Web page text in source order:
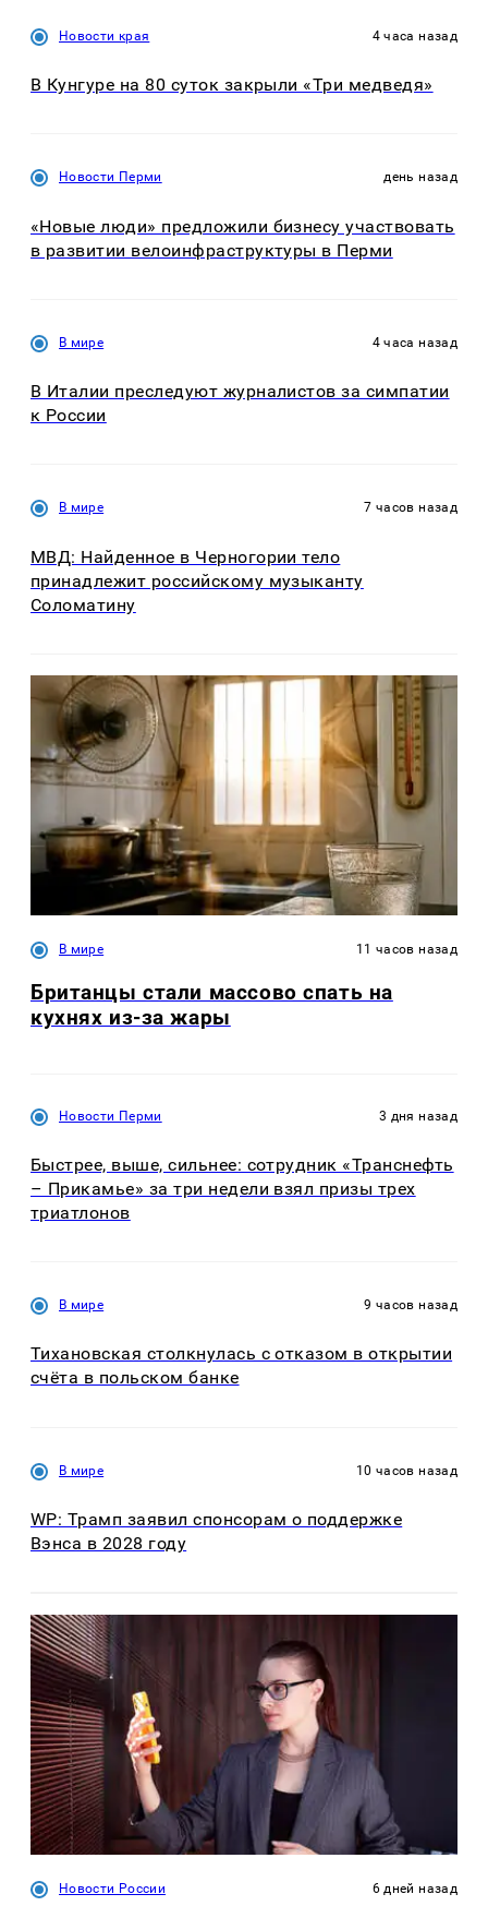
Новости края 4 часа назад
В Кунгуре на 80 суток закрыли «Три медведя»
Новости Перми день назад
«Новые люди» предложили бизнесу участвовать
в развитии велоинфраструктуры в Перми
В мире 4 часа назад
В Италии преследуют журналистов за симпатии
к России
В мире 7 часов назад
МВД: Найденное в Черногории тело
принадлежит российскому музыканту
Соломатину
В мире 11 часов назад
Британцы стали массово спать на
кухнях из-за жары
Новости Перми 3 дня назад
Быстрее, выше, сильнее: сотрудник «Транснефть
– Прикамье» за три недели взял призы трех
триатлонов
В мире 9 часов назад
Тихановская столкнулась с отказом в открытии
счёта в польском банке
В мире 10 часов назад
WP: Трамп заявил спонсорам о поддержке
Вэнса в 2028 году
Новости России 6 дней назад